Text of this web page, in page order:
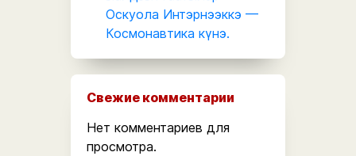
Оскуола Интэрнээккэ —
Космонавтика күнэ.
Свежие комментарии
Нет комментариев для
просмотра.